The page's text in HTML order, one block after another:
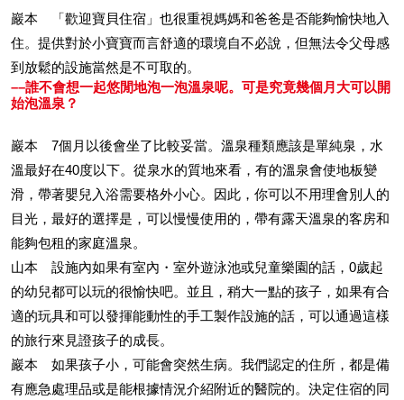
巖本 「歡迎寶貝住宿」也很重視媽媽和爸爸是否能夠愉快地入
住。提供對於小寶寶而言舒適的環境自不必說，但無法令父母感
到放鬆的設施當然是不可取的。
––誰不會想一起悠閒地泡一泡溫泉呢。可是究竟幾個月大可以開
始泡溫泉？
巖本 7個月以後會坐了比較妥當。溫泉種類應該是單純泉，水
溫最好在40度以下。從泉水的質地來看，有的溫泉會使地板變
滑，帶著嬰兒入浴需要格外小心。因此，你可以不用理會別人的
目光，最好的選擇是，可以慢慢使用的，帶有露天溫泉的客房和
能夠包租的家庭溫泉。
山本 設施內如果有室內・室外遊泳池或兒童樂園的話，0歲起
的幼兒都可以玩的很愉快吧。並且，稍大一點的孩子，如果有合
適的玩具和可以發揮能動性的手工製作設施的話，可以通過這樣
的旅行來見證孩子的成長。
巖本 如果孩子小，可能會突然生病。我們認定的住所，都是備
有應急處理品或是能根據情況介紹附近的醫院的。決定住宿的同